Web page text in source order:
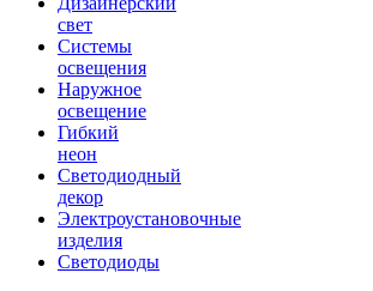
свет
Системы
освещения
Наружное
освещение
Гибкий
неон
Светодиодный
декор
Электроустановочные
изделия
Светодиоды